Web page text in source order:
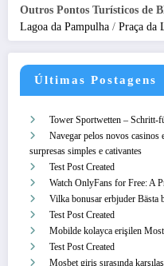
Outros Pontos Turísticos de
Lagoa da Pampulha / Praça da
Últimas Postagens
Tower Sportwetten –
Navegar pelos novos casinos
surpresas simples e cativantes
Test Post Created
Watch OnlyFans for Free: A
Vilka bonusar erbjuder Bästa
Test Post Created
Mobilde kolayca erişilen
Test Post Created
Mosbet giriş sırasında